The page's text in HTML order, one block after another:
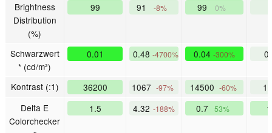
Brightness
Distribution
(%)
99 91 -8% 99 0%
Schwarzwert
* (cd/m²)
0.01 0.48-4700% 0.04 -300%
Kontrast (:1) 36200 1067 -97% 14500 -60%
Delta E
Colorchecker
1.5 4.32 -188% 0.7 53%